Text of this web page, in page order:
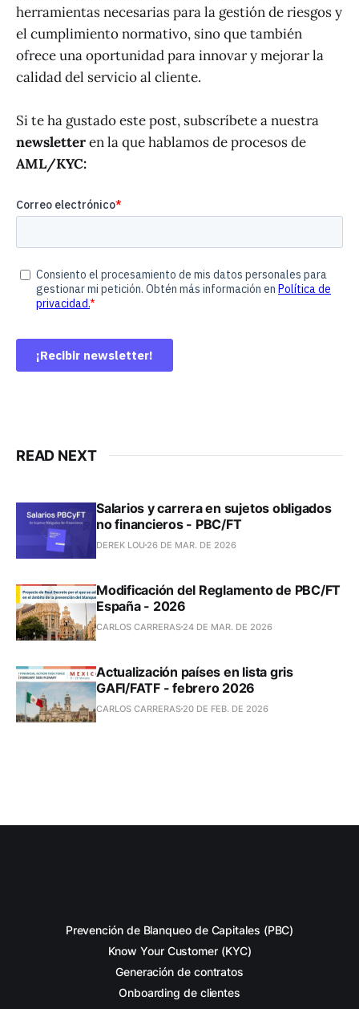
herramientas necesarias para la gestión de riesgos y
el cumplimiento normativo, sino que también
ofrece una oportunidad para innovar y mejorar la
calidad del servicio al cliente.
Si te ha gustado este post, subscríbete a nuestra
newsletteren la que hablamos de procesos de
AML/KYC:
READ NEXT
Salarios y carrera en sujetos obligados
no financieros - PBC/FT
DEREK LOU 26 DE MAR. DE 2026
Modificación del Reglamento de PBC/FT
España - 2026
CARLOS CARRERAS 24 DE MAR. DE 2026
Actualización países en lista gris
GAFI/FATF - febrero 2026
CARLOS CARRERAS 20 DE FEB. DE 2026
Prevención de Blanqueo de Capitales (PBC)
Know Your Customer (KYC)
Generación de contratos
Onboarding de clientes